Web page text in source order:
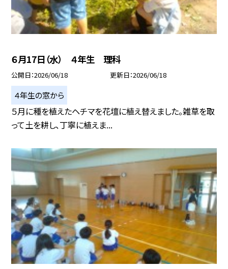
６月17日（水） ４年生 理科
公開日 2026/06/18 更新日 2026/06/18
４年生の窓から
５月に種を植えたヘチマを花壇に植え替えました。雑草を取
って土を耕し、丁寧に植えま...